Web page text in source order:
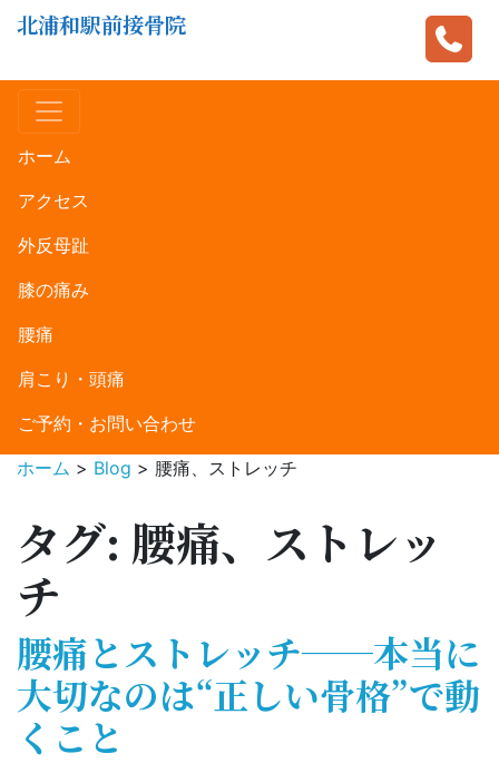
北浦和駅前接骨院
ホーム
アクセス
外反母趾
膝の痛み
腰痛
肩こり・頭痛
ご予約・お問い合わせ
ホーム > Blog > 腰痛、ストレッチ
タグ: 腰痛、ストレッ
チ
腰痛とストレッチ──本当に
大切なのは“正しい骨格”で動
くこと